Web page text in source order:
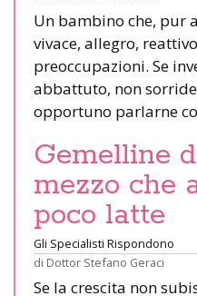
Un bambino che, pur
vivace, allegro,
preoccupazioni. Se
abbattuto, non
opportuno parlarne
Gemelline
mezzo che
poco latte
Gli Specialisti Rispondono
di Dottor Stefano Geraci
Se la crescita non